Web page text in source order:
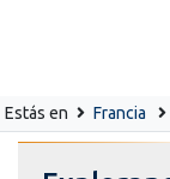
Estás en Francia